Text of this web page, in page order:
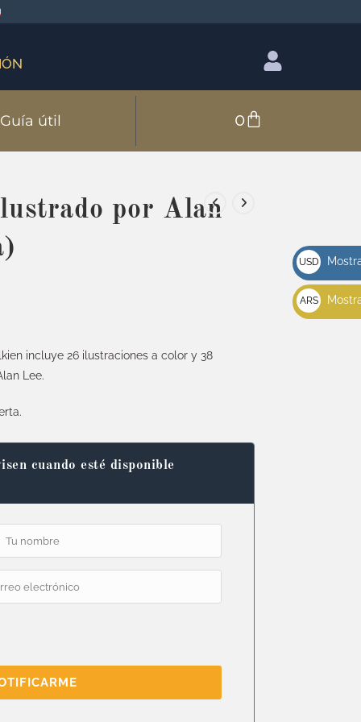
Guía útil 0
por Alan
incluye 26 ilustraciones a color y 38
Lee.
cuando esté disponible
USD
u$s
ARS
$